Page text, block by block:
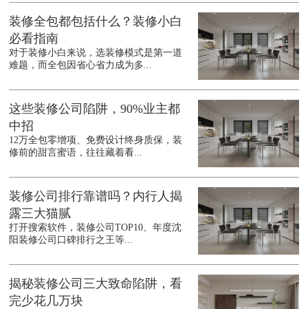
装修全包都包括什么？装修小白
必看指南
对于装修小白来说，选装修模式是第一道
难题，而全包因省心省力成为多...
这些装修公司陷阱，90%业主都
中招
12万全包零增项、免费设计终身质保，装
修前的甜言蜜语，往往藏着看...
装修公司排行靠谱吗？内行人揭
露三大猫腻
打开搜索软件，装修公司TOP10、年度沈
阳装修公司口碑排行之王等...
揭秘装修公司三大致命陷阱，看
完少花几万块